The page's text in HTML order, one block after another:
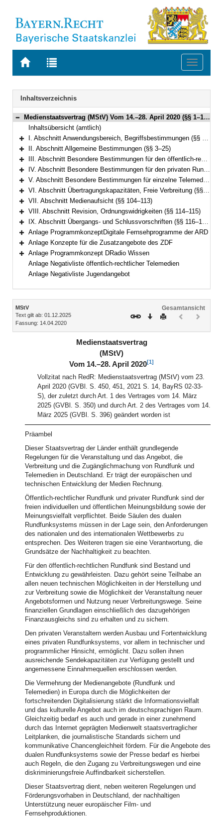
Zur
BAYERN.RECHT
Zur
letzten
Suche
Toggle
Navigation
Inhaltsverzeichnis
Bereich reduzieren
Medienstaatsvertrag (MStV) Vom 14.–28. April 2020 (§§ 1–122)
Inhaltsübersicht (amtlich)
Bereich erweitern
I. Abschnitt Anwendungsbereich, Begriffsbestimmungen (§§ 1–2)
Bereich erweitern
II. Abschnitt Allgemeine Bestimmungen (§§ 3–25)
Bereich erweitern
III. Abschnitt Besondere Bestimmungen für den öffentlich-rechtlichen Rundfunk (§§ 26–49)
Bereich erweitern
IV. Abschnitt Besondere Bestimmungen für den privaten Rundfunk (§§ 50–73)
Bereich erweitern
V. Abschnitt Besondere Bestimmungen für einzelne Telemedien (§§ 74–99e)
Bereich erweitern
VI. Abschnitt Übertragungskapazitäten, Freie Verbreitung (§§ 100–103)
Bereich erweitern
VII. Abschnitt Medienaufsicht (§§ 104–113)
Bereich erweitern
VIII. Abschnitt Revision, Ordnungswidrigkeiten (§§ 114–115)
Bereich erweitern
IX. Abschnitt Übergangs- und Schlussvorschriften (§§ 116–122)
Bereich erweitern
Anlage ProgrammkonzeptDigitale Fernsehprogramme der ARD
Bereich erweitern
Anlage Konzepte für die Zusatzangebote des ZDF
Bereich erweitern
Anlage Programmkonzept DRadio Wissen
Anlage Negativliste öffentlich-rechtlicher Telemedien
Anlage Negativliste Jugendangebot
Inhalt
MStV
Text gilt ab: 01.12.2025
Fassung: 14.04.2020
Gesamtansicht
Download
DruckenVorheriges
(inaktiv)(inaktiv)
Medienstaatsvertrag
(MStV)
Vom 14.–28. April 2020[1]
Vollzitat nach RedR: Medienstaatsvertrag (MStV) vom 23.
April 2020 (GVBl. S. 450, 451, 2021 S. 14, BayRS 02-33-
S), der zuletzt durch Art. 1 des Vertrages vom 14. März
2025 (GVBl. S. 350) und durch Art. 2 des Vertrages vom 14.
März 2025 (GVBl. S. 396) geändert worden ist
Präambel
Dieser Staatsvertrag der Länder enthält grundlegende
Regelungen für die Veranstaltung und das Angebot, die
Verbreitung und die Zugänglichmachung von Rundfunk und
Telemedien in Deutschland. Er trägt der europäischen und
technischen Entwicklung der Medien Rechnung.
Öffentlich-rechtlicher Rundfunk und privater Rundfunk sind der
freien individuellen und öffentlichen Meinungsbildung sowie der
Meinungsvielfalt verpflichtet. Beide Säulen des dualen
Rundfunksystems müssen in der Lage sein, den Anforderungen
des nationalen und des internationalen Wettbewerbs zu
entsprechen. Des Weiteren tragen sie eine Verantwortung, die
Grundsätze der Nachhaltigkeit zu beachten.
Für den öffentlich-rechtlichen Rundfunk sind Bestand und
Entwicklung zu gewährleisten. Dazu gehört seine Teilhabe an
allen neuen technischen Möglichkeiten in der Herstellung und
zur Verbreitung sowie die Möglichkeit der Veranstaltung neuer
Angebotsformen und Nutzung neuer Verbreitungswege. Seine
finanziellen Grundlagen einschließlich des dazugehörigen
Finanzausgleichs sind zu erhalten und zu sichern.
Den privaten Veranstaltern werden Ausbau und Fortentwicklung
eines privaten Rundfunksystems, vor allem in technischer und
programmlicher Hinsicht, ermöglicht. Dazu sollen ihnen
ausreichende Sendekapazitäten zur Verfügung gestellt und
angemessene Einnahmequellen erschlossen werden.
Die Vermehrung der Medienangebote (Rundfunk und
Telemedien) in Europa durch die Möglichkeiten der
fortschreitenden Digitalisierung stärkt die Informationsvielfalt
und das kulturelle Angebot auch im deutschsprachigen Raum.
Gleichzeitig bedarf es auch und gerade in einer zunehmend
durch das Internet geprägten Medienwelt staatsvertraglicher
Leitplanken, die journalistische Standards sichern und
kommunikative Chancengleichheit fördern. Für die Angebote des
dualen Rundfunksystems sowie der Presse bedarf es hierbei
auch Regeln, die den Zugang zu Verbreitungswegen und eine
diskriminierungsfreie Auffindbarkeit sicherstellen.
Dieser Staatsvertrag dient, neben weiteren Regelungen und
Förderungsvorhaben in Deutschland, der nachhaltigen
Unterstützung neuer europäischer Film- und
Fernsehproduktionen.